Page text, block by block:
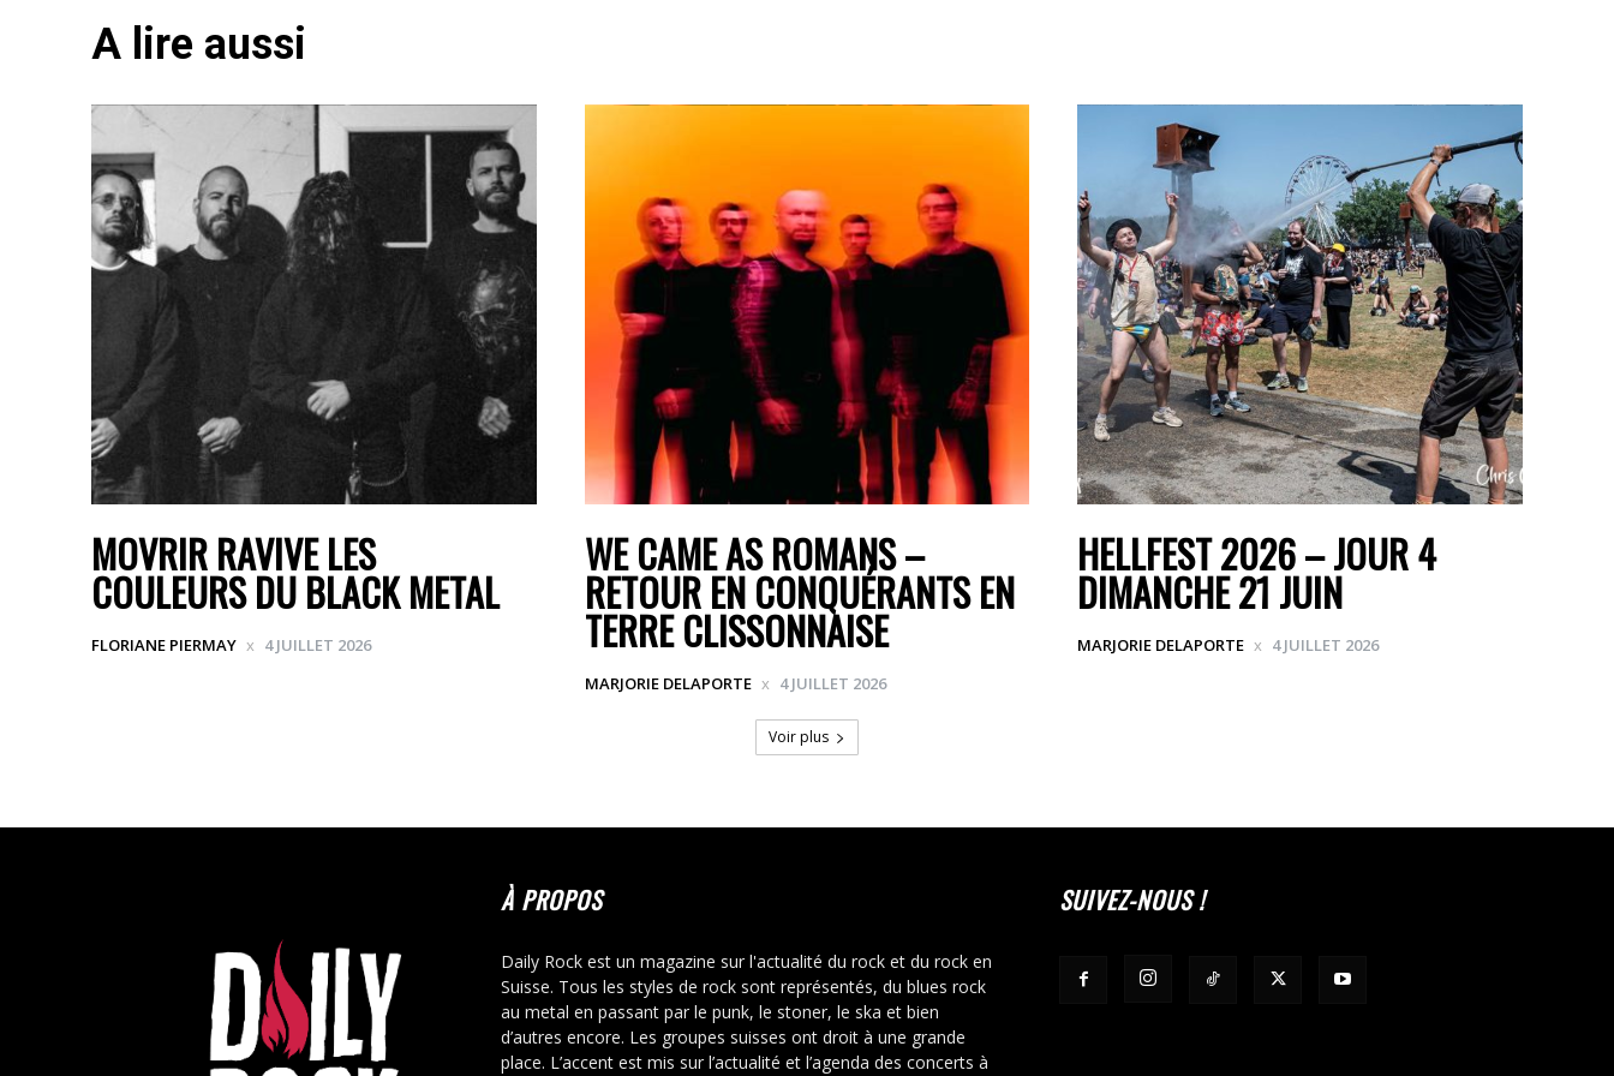
A lire aussi
MOVRIR RAVIVE LES
COULEURS DU BLACK METAL
FLORIANE PIERMAY 4 JUILLET 2026
WE CAME AS ROMANS –
RETOUR EN CONQUÉRANTS EN
TERRE CLISSONNAISE
MARJORIE DELAPORTE 4 JUILLET 2026
HELLFEST 2026 – JOUR 4
DIMANCHE 21 JUIN
MARJORIE DELAPORTE 4 JUILLET 2026
Voir plus
À PROPOS
Daily Rock est un magazine sur l'actualité du rock et du rock en
Suisse. Tous les styles de rock sont représentés, du blues rock
au metal en passant par le punk, le stoner, le ska et bien
d’autres encore. Les groupes suisses ont droit à une grande
place. L’accent est mis sur l’actualité et l’agenda des concerts à
SUIVEZ-NOUS !